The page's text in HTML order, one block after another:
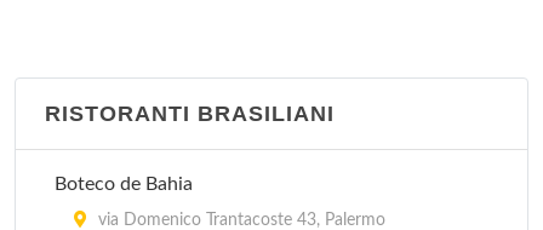
RISTORANTI BRASILIANI
Boteco de Bahia
via Domenico Trantacoste 43, Palermo